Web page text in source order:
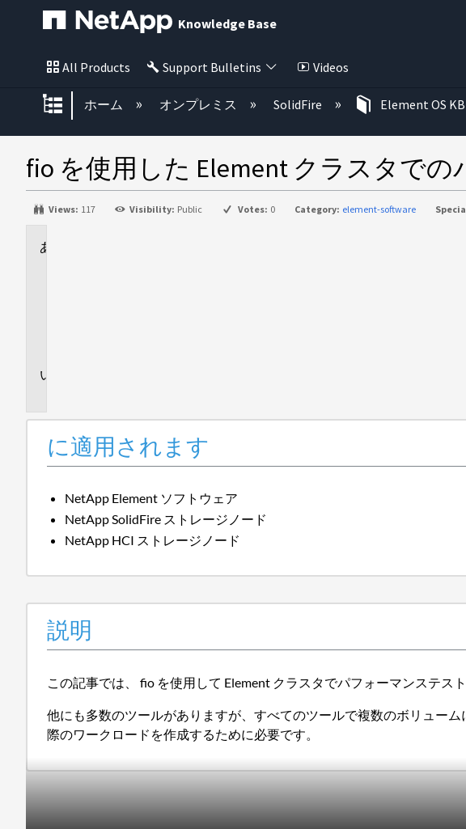
Knowledge Base
All Products Support Bulletins Videos
グローバル階層を展開/折りたたむ
ホーム オンプレミス SolidFire Element OS KB
fio を使用した Element クラスタで
Views: 117 Visibility: Public Votes: 0 Category: element-software
に適用されます
NetApp Element ソフトウェア
NetApp SolidFire ストレージノード
NetApp HCI ストレージノード
説明
この記事では、 fio を使用して Element クラスタでパフォーマンステス
他にも多数のツールがありますが、すべてのツールで複数のボリュー
際のワークロードを作成するために必要です。